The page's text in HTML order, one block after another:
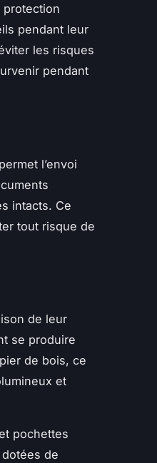
protection
pendant leur
les risques
pendant
l’envoi
intacts. Ce
tout risque de
de leur
se produire
de bois, ce
et
pochettes
de